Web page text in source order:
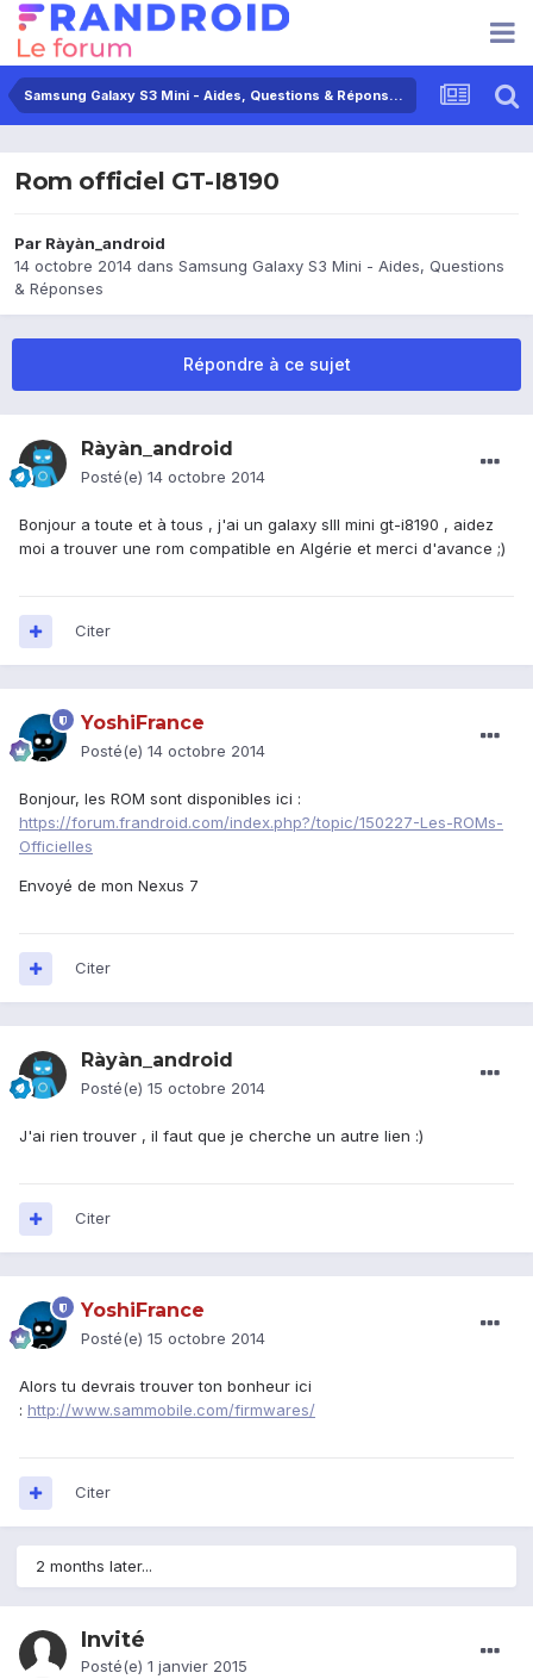
Samsung Galaxy S3 Mini - Aides, Questions & Réponses
Rom officiel GT-I8190
Par Ràyàn_android
14 octobre 2014 dans Samsung Galaxy S3 Mini - Aides, Questions
& Réponses
Répondre à ce sujet
Ràyàn_android
Posté(e) 14 octobre 2014
Bonjour a toute et à tous , j'ai un galaxy sIII mini gt-i8190 , aidez
moi a trouver une rom compatible en Algérie et merci d'avance ;)
Citer
YoshiFrance
Posté(e) 14 octobre 2014
Bonjour, les ROM sont disponibles ici :
https://forum.frandroid.com/index.php?/topic/150227-Les-ROMs-
Officielles
Envoyé de mon Nexus 7
Citer
Ràyàn_android
Posté(e) 15 octobre 2014
J'ai rien trouver , il faut que je cherche un autre lien :)
Citer
YoshiFrance
Posté(e) 15 octobre 2014
Alors tu devrais trouver ton bonheur ici
: http://www.sammobile.com/firmwares/
Citer
2 months later...
Invité
Posté(e) 1 janvier 2015